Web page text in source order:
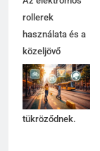
rollerek
használata és a
közeljövő
szabályváltozásai
a városi
közlekedésben
tükröződnek.